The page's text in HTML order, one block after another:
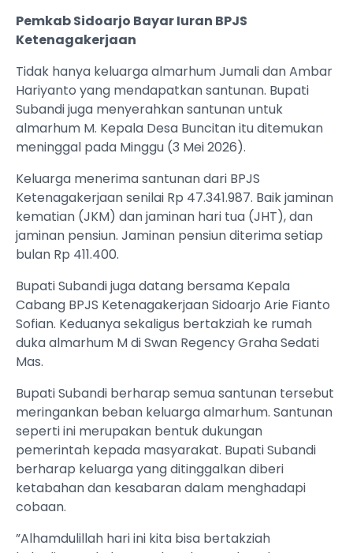
Pemkab Sidoarjo Bayar Iuran BPJS
Ketenagakerjaan
Tidak hanya keluarga almarhum Jumali dan Ambar
Hariyanto yang mendapatkan santunan. Bupati
Subandi juga menyerahkan santunan untuk
almarhum M. Kepala Desa Buncitan itu ditemukan
meninggal pada Minggu (3 Mei 2026).
Keluarga menerima santunan dari BPJS
Ketenagakerjaan senilai Rp 47.341.987. Baik jaminan
kematian (JKM) dan jaminan hari tua (JHT), dan
jaminan pensiun. Jaminan pensiun diterima setiap
bulan Rp 411.400.
Bupati Subandi juga datang bersama Kepala
Cabang BPJS Ketenagakerjaan Sidoarjo Arie Fianto
Sofian. Keduanya sekaligus bertakziah ke rumah
duka almarhum M di Swan Regency Graha Sedati
Mas.
Bupati Subandi berharap semua santunan tersebut
meringankan beban keluarga almarhum. Santunan
seperti ini merupakan bentuk dukungan
pemerintah kepada masyarakat. Bupati Subandi
berharap keluarga yang ditinggalkan diberi
ketabahan dan kesabaran dalam menghadapi
cobaan.
”Alhamdulillah hari ini kita bisa bertakziah